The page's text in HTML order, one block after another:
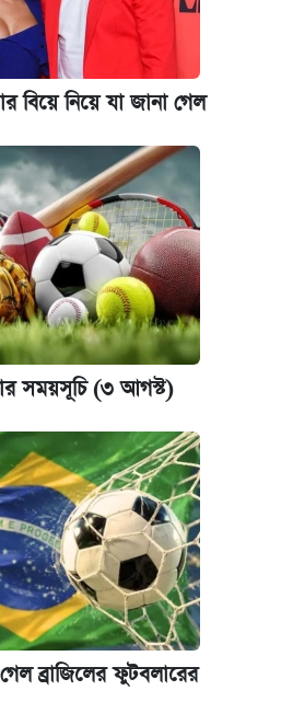
বিয়ে নিয়ে যা জানা গেল
সময়সূচি (৩ আগস্ট)
ব্রাজিলের ফুটবলারের